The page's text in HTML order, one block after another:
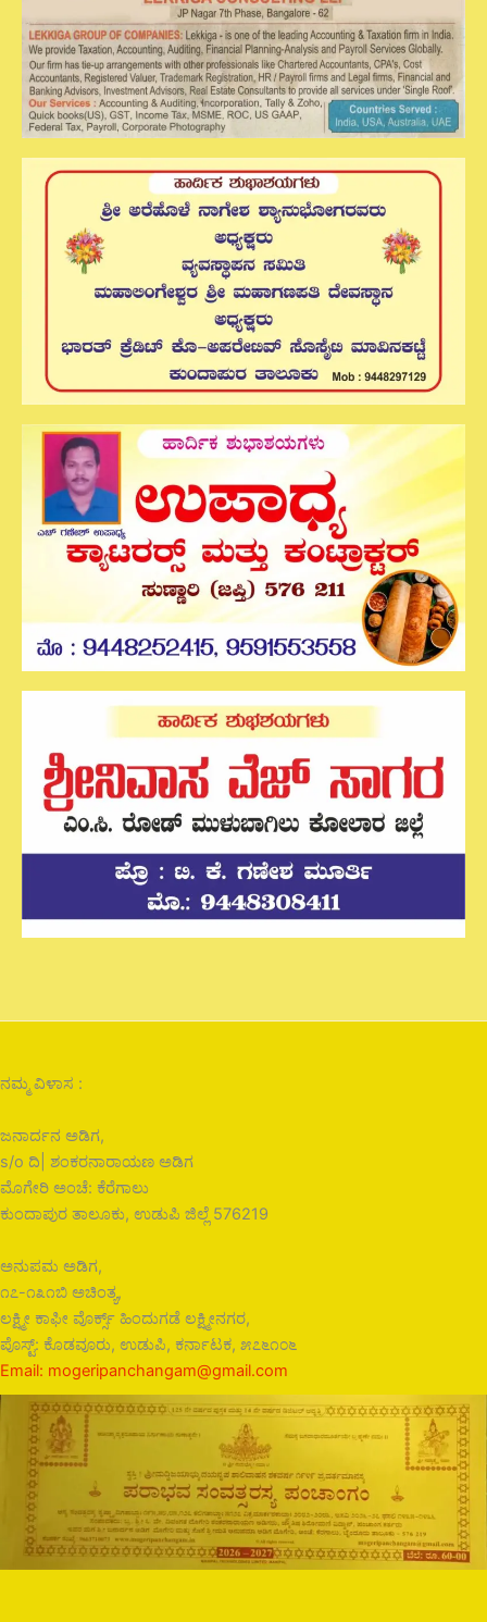
ನಮ್ಮ ವಿಳಾಸ :
ಜನಾರ್ದನ ಅಡಿಗ,
s/o ದಿ| ಶಂಕರನಾರಾಯಣ ಅಡಿಗ
ಮೊಗೇರಿ ಅಂಚೆ: ಕೆರೆಗಾಲು
ಕುಂದಾಪುರ ತಾಲೂಕು, ಉಡುಪಿ ಜಿಲ್ಲೆ 576219
ಅನುಪಮ ಅಡಿಗ,
೧೭-೧೩೧ಬಿ ಅಚಿಂತ್ಯ,
ಲಕ್ಷ್ಮೀ ಕಾಫೀ ವೊರ್ಕ್ಸ್ ಹಿಂದುಗಡೆ ಲಕ್ಷ್ಮೀನಗರ,
ಪೊಸ್ಟ್: ಕೊಡವೂರು, ಉಡುಪಿ, ಕರ್ನಾಟಕ, ೫೭೬೧೦೬
Email: mogeripanchangam@gmail.com